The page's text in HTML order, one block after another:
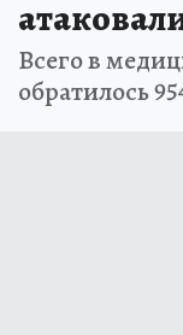
Всего в
обратилось